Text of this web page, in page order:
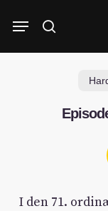
search
Menu
I den 71.